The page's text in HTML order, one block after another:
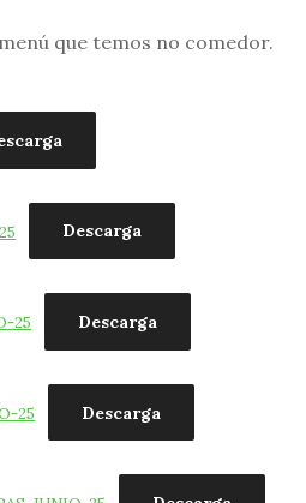
que temos no comedor.
Descarga
25 Descarga
25 Descarga